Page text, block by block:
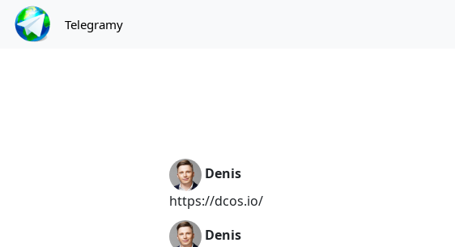
Telegramy
Denis
https://dcos.io/
Denis